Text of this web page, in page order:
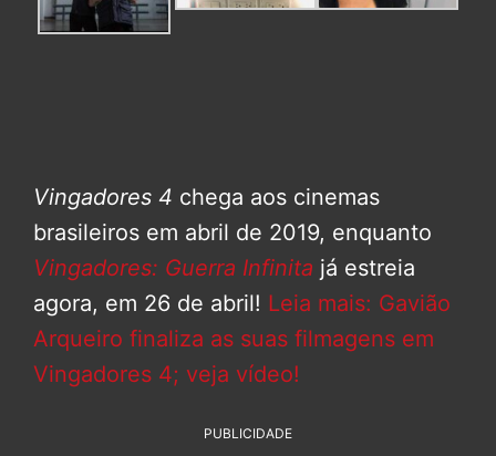
Vingadores 4 chega aos cinemas
brasileiros em abril de 2019, enquanto
Vingadores: Guerra Infinita já estreia
agora, em 26 de abril! Leia mais: Gavião
Arqueiro finaliza as suas filmagens em
Vingadores 4; veja vídeo!
PUBLICIDADE